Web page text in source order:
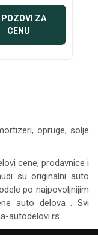
POZOVI ZA
CENU
opruge, solje
cene, prodavnice i
su originalni auto
po najpovoljnijim
auto delova . Svi
autodelovi.rs